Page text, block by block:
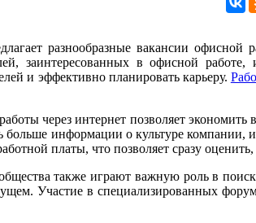
разнообразные вакансии
заинтересованных в офисной
и эффективно планировать карьеру.
через интернет позволяет
больше информации о культуре
платы, что позволяет сразу
также играют важную роль в
Участие в специализированных